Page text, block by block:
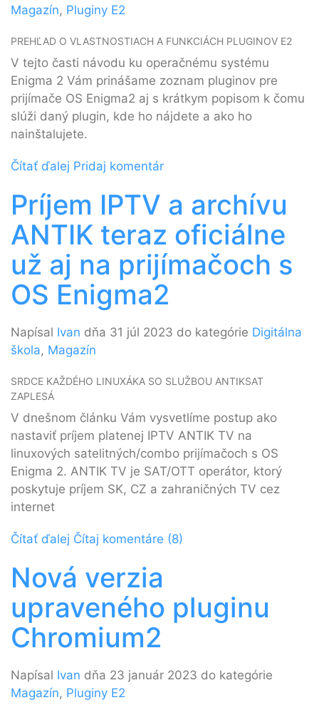
Magazín, Pluginy E2
PREHĽAD O VLASTNOSTIACH A FUNKCIÁCH PLUGINOV E2
V tejto časti návodu ku operačnému systému
Enigma 2 Vám prinášame zoznam pluginov pre
prijímače OS Enigma2 aj s krátkym popisom k čomu
slúži daný plugin, kde ho nájdete a ako ho
nainštalujete.
Čítať ďalej Pridaj komentár
Príjem IPTV a archívu
ANTIK teraz oficiálne
už aj na prijímačoch s
OS Enigma2
Napísal Ivan dňa 31 júl 2023 do kategórie Digitálna
škola, Magazín
SRDCE KAŽDÉHO LINUXÁKA SO SLUŽBOU ANTIKSAT
ZAPLESÁ
V dnešnom článku Vám vysvetlíme postup ako
nastaviť príjem platenej IPTV ANTIK TV na
linuxových satelitných/combo prijímačoch s OS
Enigma 2. ANTIK TV je SAT/OTT operátor, ktorý
poskytuje príjem SK, CZ a zahraničných TV cez
internet
Čítať ďalej Čítaj komentáre (8)
Nová verzia
upraveného pluginu
Chromium2
Napísal Ivan dňa 23 január 2023 do kategórie
Magazín, Pluginy E2